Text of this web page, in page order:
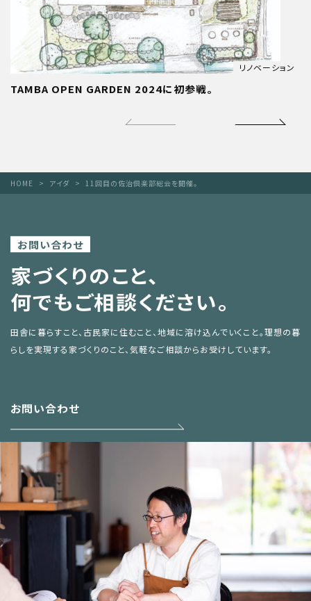
リノベーション
TAMBA OPEN GARDEN 2024に初参戦。
HOME アイダ 11回目の佐治倶楽部総会を開催。
お問い合わせ
家づくりのこと、
何でもご相談ください。
田舎に暮らすこと、古民家に住むこと、地域に溶け込んでいくこと。理想の暮
らしを実現する家づくりのこと、気軽なご相談からお受けしています。
お問い合わせ